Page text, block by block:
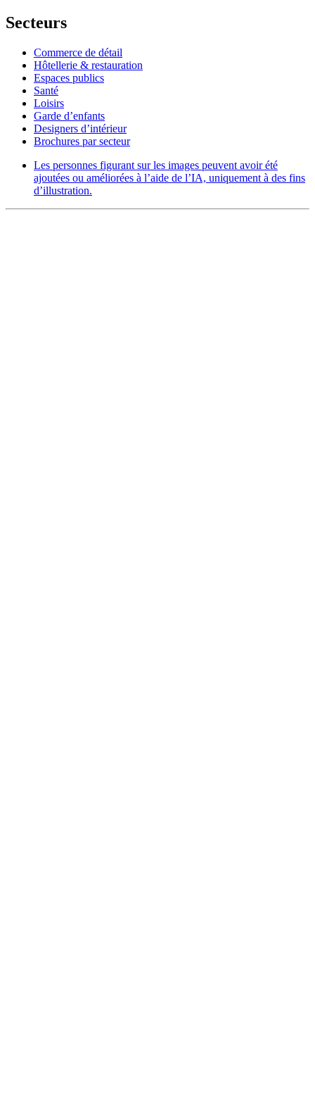
Secteurs
Commerce de détail
Hôtellerie & restauration
Espaces publics
Santé
Loisirs
Garde d’enfants
Designers d’intérieur
Brochures par secteur
Les personnes figurant sur les images peuvent avoir été
ajoutées ou améliorées à l’aide de l’IA, uniquement à des fins
d’illustration.